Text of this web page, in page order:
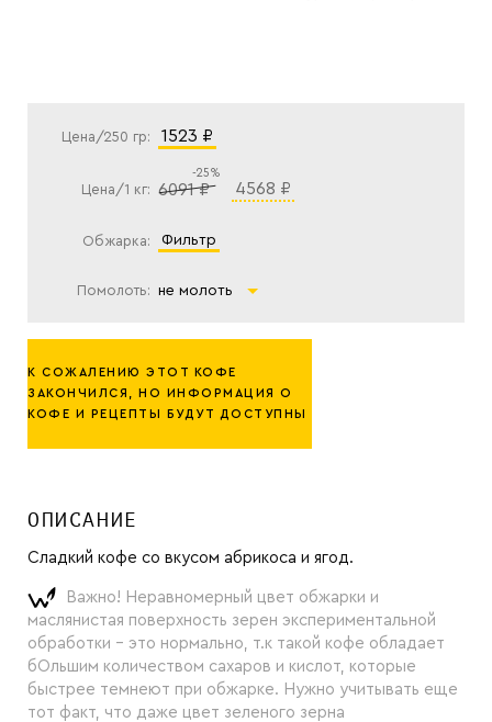
ОПИСАНИЕ
Сладкий кофе со вкусом абрикоса и ягод.
Важно! Неравномерный цвет обжарки и
маслянистая поверхность зерен экспериментальной
обработки - это нормально, т.к такой кофе обладает
бОльшим количеством сахаров и кислот, которые
быстрее темнеют при обжарке. Нужно учитывать еще
тот факт, что даже цвет зеленого зерна
Цена/250 гр: 1523 ₽
Цена/1 кг: 6091 ₽
-25%
4568 ₽
Обжарка: фильтр
Помолоть: не молоть
К СОЖАЛЕНИЮ ЭТОТ КОФЕ
ЗАКОНЧИЛСЯ, НО ИНФОРМАЦИЯ О
КОФЕ И РЕЦЕПТЫ БУДУТ ДОСТУПНЫ